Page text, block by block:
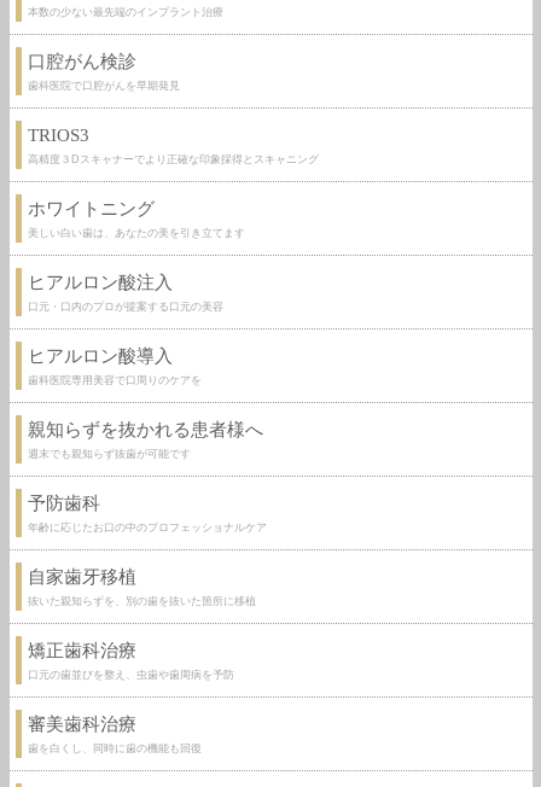
本数の少ない最先端のインプラント治療
口腔がん検診
歯科医院で口腔がんを早期発見
TRIOS3
高精度３Dスキャナーでより正確な印象採得とスキャニング
ホワイトニング
美しい白い歯は、あなたの美を引き立てます
ヒアルロン酸注入
口元・口内のプロが提案する口元の美容
ヒアルロン酸導入
歯科医院専用美容で口周りのケアを
親知らずを抜かれる患者様へ
週末でも親知らず抜歯が可能です
予防歯科
年齢に応じたお口の中のプロフェッショナルケア
自家歯牙移植
抜いた親知らずを、別の歯を抜いた箇所に移植
矯正歯科治療
口元の歯並びを整え、虫歯や歯周病を予防
審美歯科治療
歯を白くし、同時に歯の機能も回復